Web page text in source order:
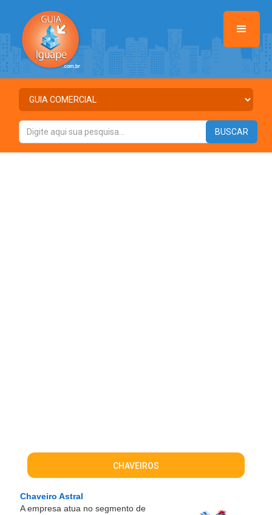
CHAVEIROS
Chaveiro Astral
A empresa atua no segmento de